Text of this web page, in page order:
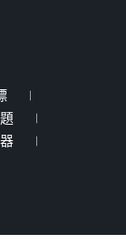
|
|
|